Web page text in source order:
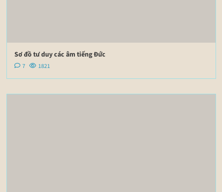
Sơ đồ tư duy các âm tiếng Đức
7 1821